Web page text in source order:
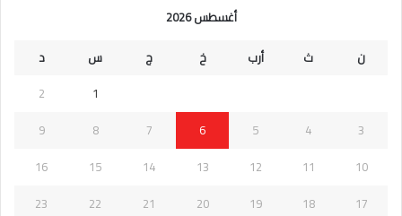
أغسطس 2026
ن
ث أرب خ ج س
د
1
2
3
4
5
6
7
8
9
10
11
12
13
14
15
16
17
18
19
20
21
22
23